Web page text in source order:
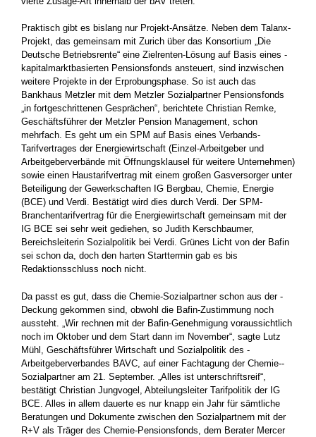
Praktisch gibt es bislang nur Projekt-Ansätze. Neben dem Talanx-
Projekt, das gemeinsam mit Zurich über das Konsortium „Die
Deutsche Betriebsrente“ eine Zielrenten-Lösung auf Basis eines ­
kapitalmarktbasierten Pensionsfonds ansteuert, sind inzwischen
weitere Projekte in der Erprobungsphase. So ist auch das
Bankhaus Metzler mit dem Metzler Sozialpartner Pensionsfonds
„in fort­geschrittenen Gesprächen“, berichtete Christian Remke,
Geschäftsführer der Metzler Pension Management, schon
mehrfach. Es geht um ein SPM auf Basis eines Verbands-
Tarifvertrages der Energiewirtschaft (Einzel-Arbeitgeber und
Arbeitgeberverbände mit ­Öffnungsklausel für weitere Unternehmen)
sowie einen Haustarifvertrag mit einem großen Gasversorger unter
Beteiligung der ­Gewerkschaften IG Bergbau, Chemie, Energie
(BCE) und Verdi. Bestätigt wird dies durch Verdi. Der SPM-
Branchentarifvertrag für die Energiewirtschaft gemeinsam mit der
IG BCE sei sehr weit ­gediehen, so Judith Kerschbaumer,
Bereichsleiterin Sozialpolitik bei Verdi. Grünes Licht von der Bafin
sei schon da, doch den harten Starttermin gab es bis
Redaktionsschluss noch nicht.
Da passt es gut, dass die Chemie-Sozialpartner schon aus der ­
Deckung gekommen sind, obwohl die Bafin-Zustimmung noch
aussteht. „Wir rechnen mit der Bafin-Genehmigung voraussichtlich
noch im Oktober und dem Start dann im November“, sagte Lutz
Mühl, Geschäftsführer Wirtschaft und Sozialpolitik des ­
Arbeitgeberverbandes BAVC, auf einer Fachtagung der Chemie-­
Sozialpartner am 21. September. „Alles ist unterschriftsreif“,
bestätigt Christian Jungvogel, Abteilungsleiter Tarifpolitik der IG
BCE. Alles in allem dauerte es nur knapp ein Jahr für sämtliche
Beratungen und Dokumente zwischen den Sozialpartnern mit der
R+V als Träger des Chemie-Pensionsfonds, dem Berater Mercer